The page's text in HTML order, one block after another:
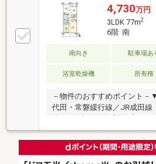
年11月完了◇全部屋壁◇天井
ンクローゼット除く）◇キッ
ロ・レンジフード新規交換◇
ア張替◇洗面所：クッション
式交換◇ハウスクリーニング
4,730万円
3LDK 77m2
6階 南
南向き 駐車場あ
浴室乾燥機 所有権
－物件のおすすめポイント
代田・常磐緩行線／JR成田線
や納戸等、全居室に収納を確
スロップシンク付▼設備・浴
宅配ボックス▼内装リフォー